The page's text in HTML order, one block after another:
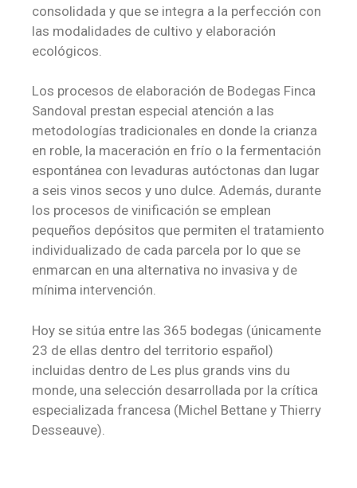
consolidada y que se integra a la perfección con
las modalidades de cultivo y elaboración
ecológicos.
Los procesos de elaboración de Bodegas Finca
Sandoval prestan especial atención a las
metodologías tradicionales en donde la crianza
en roble, la maceración en frío o la fermentación
espontánea con levaduras autóctonas dan lugar
a seis vinos secos y uno dulce. Además, durante
los procesos de vinificación se emplean
pequeños depósitos que permiten el tratamiento
individualizado de cada parcela por lo que se
enmarcan en una alternativa no invasiva y de
mínima intervención.
Hoy se sitúa entre las 365 bodegas (únicamente
23 de ellas dentro del territorio español)
incluidas dentro de Les plus grands vins du
monde, una selección desarrollada por la crítica
especializada francesa (Michel Bettane y Thierry
Desseauve).